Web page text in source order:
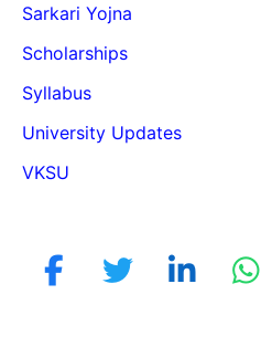
Sarkari Yojna
Scholarships
Syllabus
University Updates
VKSU